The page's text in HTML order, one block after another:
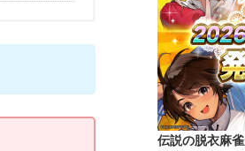
伝説の脱衣麻